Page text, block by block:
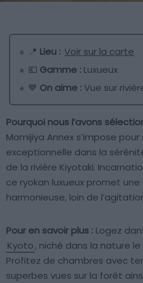
📍 Lieu : Voir sur la carte
💶 Gamme : Luxueux
💙 On aime :Vue sur
Pourquoi nous l’avons
Momijiya Annex s’impose
exceptionnelle dans la
de la rivière Kiyotaki.
ce ryokan luxueux promet
harmonieuse, loin de
Pour en savoir plus : Logez
Kyoto, niché dans la nature
Profitez de chambres avec
superbes vues sur la forêt